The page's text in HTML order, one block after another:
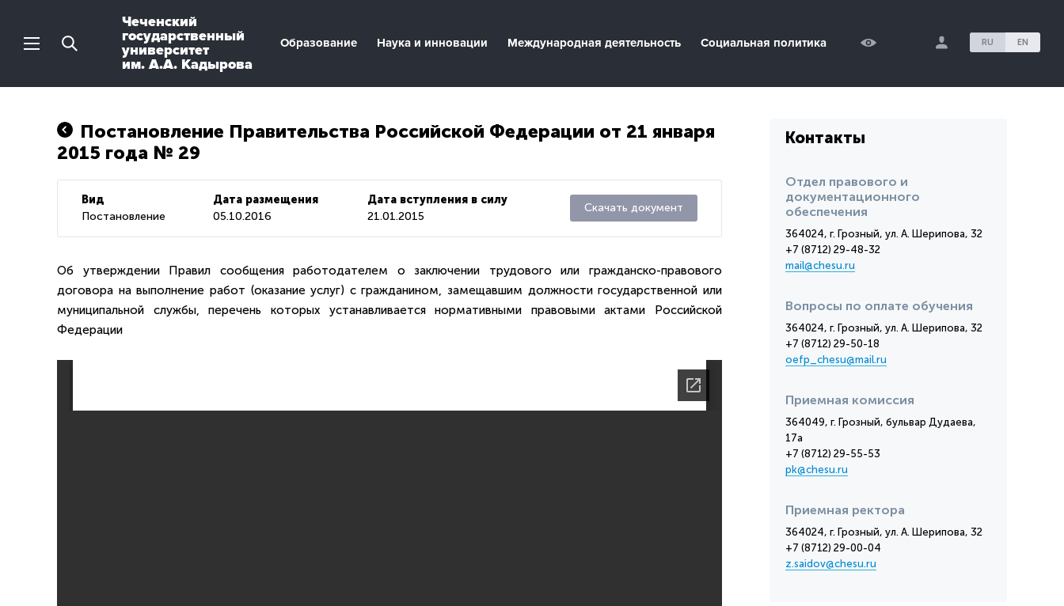
Чеченский
государственный
университет
им. А.А. Кадырова
Образование Наука и инновации Международная деятельность Социальная политика RU EN
Постановление Правительства Российской Федерации от 21 января
2015 года № 29
Вид
Постановление
Дата размещения
05.10.2016
Дата вступления в силу
21.01.2015
Скачать документ
Об утверждении Правил сообщения работодателем о заключении трудового или гражданско-правового
договора на выполнение работ (оказание услуг) с гражданином, замещавшим должности государственной или
муниципальной службы, перечень которых устанавливается нормативными правовыми актами Российской
Федерации
Контакты
Отдел правового и
документационного
обеспечения
364024, г. Грозный, ул. А. Шерипова, 32
+7 (8712) 29-48-32
mail@chesu.ru
Вопросы по оплате обучения
364024, г. Грозный, ул. А. Шерипова, 32
+7 (8712) 29-50-18
oefp_chesu@mail.ru
Приемная комиссия
364049, г. Грозный, бульвар Дудаева,
17а
+7 (8712) 29-55-53
pk@chesu.ru
Приемная ректора
364024, г. Грозный, ул. А. Шерипова, 32
+7 (8712) 29-00-04
z.saidov@chesu.ru